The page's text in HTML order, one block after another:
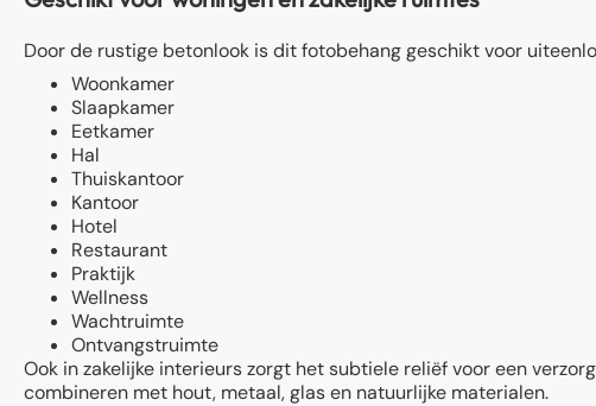
Door de rustige betonlook is dit fotobehang geschikt voor
Woonkamer
Slaapkamer
Eetkamer
Hal
Thuiskantoor
Kantoor
Hotel
Restaurant
Praktijk
Wellness
Wachtruimte
Ontvangstruimte
Ook in zakelijke interieurs zorgt het subtiele reliëf voor een
combineren met hout, metaal, glas en natuurlijke materialen.